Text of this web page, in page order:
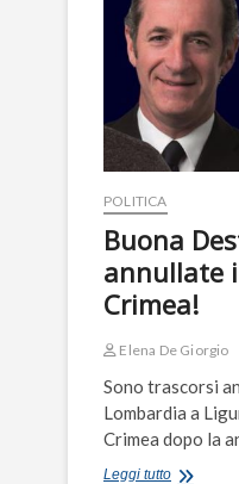
per
Ramadan,
Buona
Destra:
“Bene
decisione
sindaco”
POLITICA
Buona
annullate
Crimea!
Elena De Giorgio
Sono trascorsi
Lombardia a
Crimea dopo la
Leggi tuttoBuona